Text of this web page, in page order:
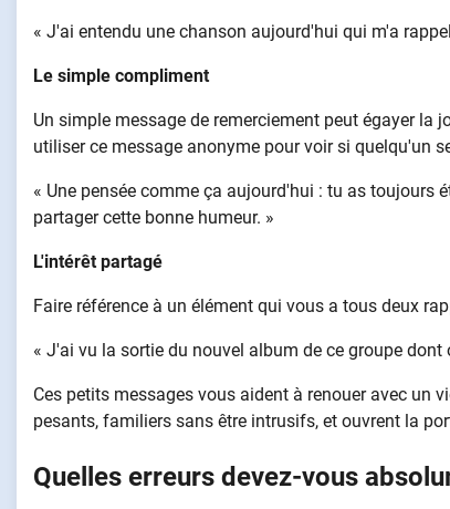
« J'ai entendu une chanson aujourd'hui qui m'a
Le simple compliment
Un simple message de remerciement peut égayer la
utiliser ce message anonyme pour voir si quelqu'un
« Une pensée comme ça aujourd'hui : tu as toujours
partager cette bonne humeur. »
L'intérêt partagé
Faire référence à un élément qui vous a tous deux
« J'ai vu la sortie du nouvel album de ce groupe
Ces petits messages vous aident à renouer avec un
pesants, familiers sans être intrusifs, et ouvrent la
Quelles erreurs devez-vous